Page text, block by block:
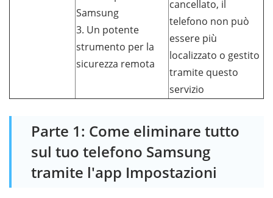
Samsung
3. Un potente
strumento per la
sicurezza remota
cancellato, il
telefono non può
essere più
localizzato o gestito
tramite questo
servizio
Parte 1: Come eliminare tutto
sul tuo telefono Samsung
tramite l'app Impostazioni